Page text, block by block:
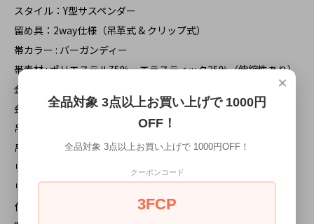
スタイル：Y型サスペンダー
留め具：2way仕様（吊革式 & クリップ式）
帯カラー : バーガンディー
帯素材 : ポリエステル75%、エラスティック25%（伸縮性あり）
金具カラー：シルバー
金具素材：真鍮
吊り革素材 : 牛革
吊り革カラー : ブラック
リボン幅: 約35ｍｍ
リボン長さ: 約65cm-110cm 調節金具にて長さ調節対応。
付属品：ボタン
×
全品対象 3点以上お買い上げで 1000円
OFF！
全品対象 3点以上お買い上げで 1000円OFF！
クーポンコード
3FCP